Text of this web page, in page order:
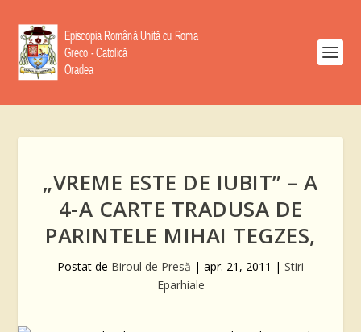
„VREME ESTE DE IUBIT” – A
4-A CARTE TRADUSA DE
PARINTELE MIHAI TEGZES,
Postat de Biroul de Presă | apr. 21, 2011 | Stiri
Eparhiale